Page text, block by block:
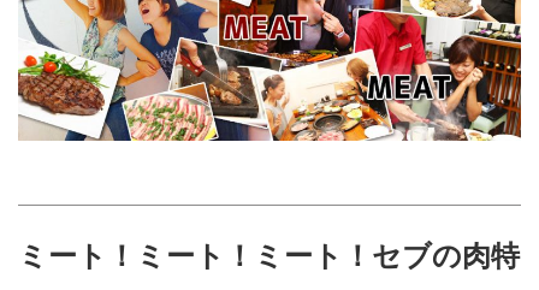
ミート！ミート！ミート！セブの肉特